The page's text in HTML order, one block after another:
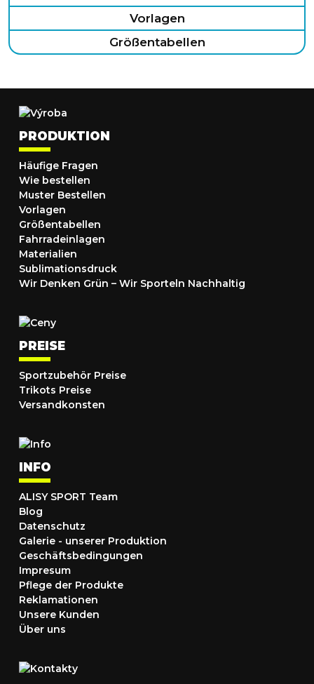
Vorlagen
Größentabellen
PRODUKTION
Häufige Fragen
Wie bestellen
Muster Bestellen
Vorlagen
Größentabellen
Fahrradeinlagen
Materialien
Sublimationsdruck
Wir Denken Grün – Wir Sporteln Nachhaltig
PREISE
Sportzubehör Preise
Trikots Preise
Versandkonsten
INFO
ALISY SPORT Team
Blog
Datenschutz
Galerie - unserer Produktion
Geschäftsbedingungen
Impresum
Pflege der Produkte
Reklamationen
Unsere Kunden
Über uns